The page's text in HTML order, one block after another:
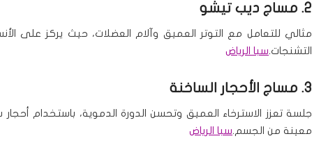
2. مساج ديب تيشو
مثالي للتعامل مع التوتر العميق وآلام العضلات، حيث يركز على
التشنجات.سبا الرياض
3. مساج الأحجار الساخنة
جلسة تعزز الاسترخاء العميق وتحسن الدورة الدموية، باستخدام
معينة من الجسم.سبا الرياض